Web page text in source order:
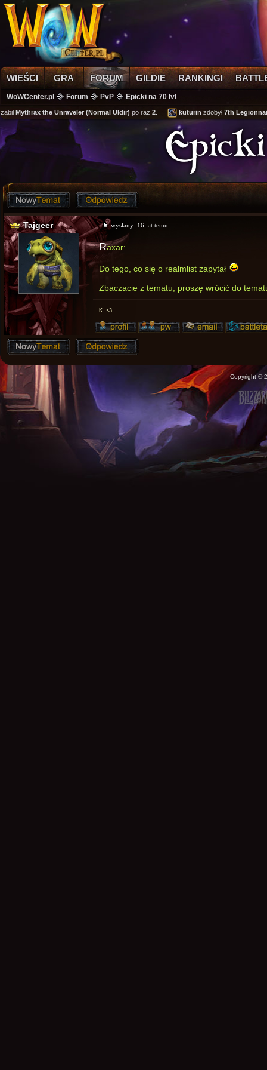
WIEŚCI GRA FORUM GILDIE RANKINGI
WoWCenter.pl Forum PvP Epicki na 70 lvl
Mythrax the Unraveler (Normal Uldir)po raz2 . kuturinzdobył7th
Tajgeer wysłany: 16 lat temu
Raxar:
Do tego, co się o realmlist zapytał
Zbaczacie z tematu, proszę wrócić do
K. <3
Copyright ©